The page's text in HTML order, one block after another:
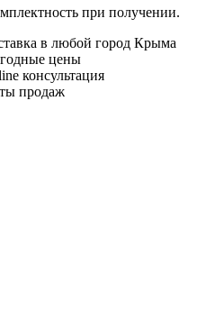
при получении.
в любой город Крыма
цены
консультация
продаж